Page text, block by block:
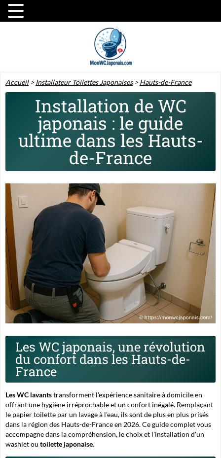
Accueil>Installateur Toilettes Japonaises>Hauts-de-France
Installation de WC
japonais : le guide
ultime dans les Hauts-
de-France
Les WC japonais, une révolution
du confort dans les Hauts-de-
France
Les WC lavantstransforment l'expérience sanitaire à domicile en
offrant une hygiène irréprochable et un confort inégalé. Remplaçant
le papier toilette par un lavage à l'eau, ils sont de plus en plus prisés
dans la région des Hauts-de-France en 2026. Ce guide complet vous
accompagne dans la compréhension, le choix et l'installation d'un
washletou toilette japonaise.